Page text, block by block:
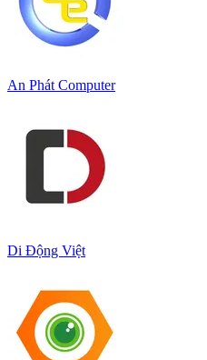
An Phát Computer
Di Động Việt